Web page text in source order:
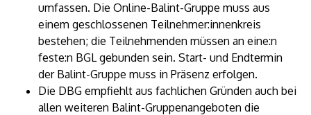
umfassen. Die Online-Balint-Gruppe muss aus
einem geschlossenen Teilnehmer:innenkreis
bestehen; die Teilnehmenden müssen an eine:n
feste:n BGL gebunden sein. Start- und Endtermin
der Balint-Gruppe muss in Präsenz erfolgen.
Die DBG empfiehlt aus fachlichen Gründen auch bei
allen weiteren Balint-Gruppenangeboten die